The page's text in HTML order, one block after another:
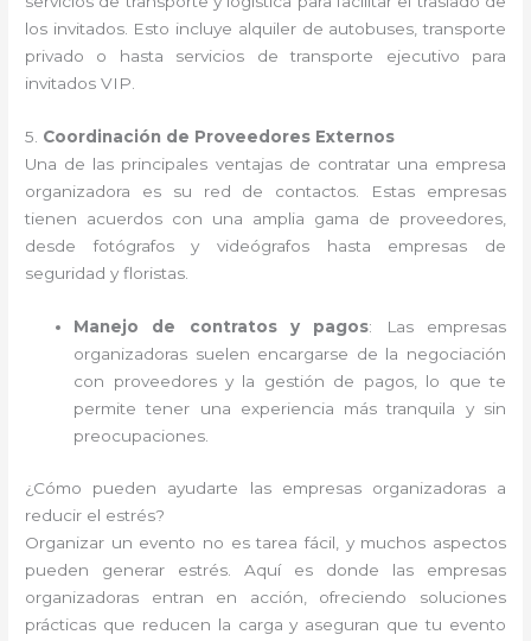
los invitados. Esto incluye alquiler de autobuses, transporte
privado o hasta servicios de transporte ejecutivo para
invitados VIP.
5. Coordinación de Proveedores Externos
Una de las principales ventajas de contratar una empresa
organizadora es su red de contactos. Estas empresas
tienen acuerdos con una amplia gama de proveedores,
desde fotógrafos y videógrafos hasta empresas de
seguridad y floristas.
Manejo de contratos y pagos: Las empresas
organizadoras suelen encargarse de la negociación
con proveedores y la gestión de pagos, lo que te
permite tener una experiencia más tranquila y sin
preocupaciones.
¿Cómo pueden ayudarte las empresas organizadoras a
reducir el estrés?
Organizar un evento no es tarea fácil, y muchos aspectos
pueden generar estrés. Aquí es donde las empresas
organizadoras entran en acción, ofreciendo soluciones
prácticas que reducen la carga y aseguran que tu evento